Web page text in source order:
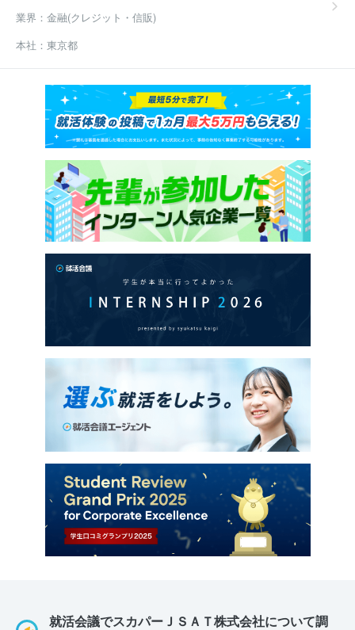
業界： 金融(クレジット・信販)
本社： 東京都
就活会議でスカパーＪＳＡＴ株式会社について調